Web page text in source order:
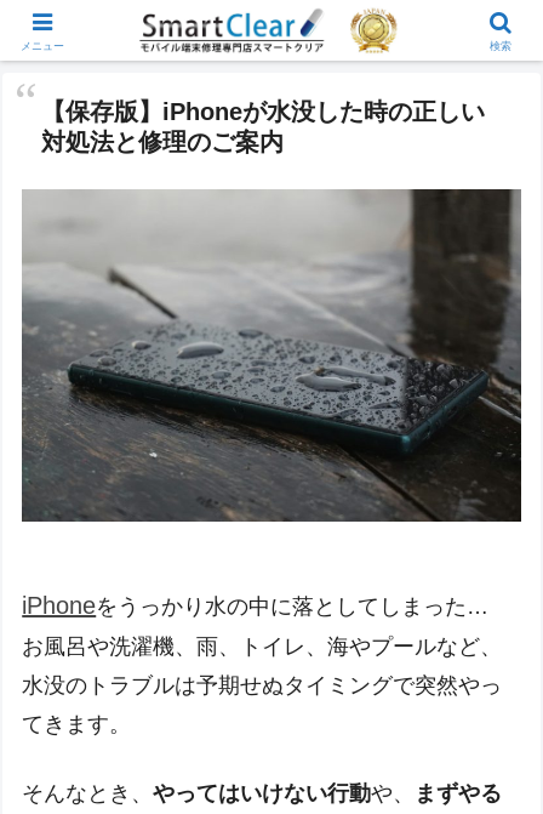
【保存版】iPhoneが水没した時の正しい
対処法と修理のご案内
iPhoneをうっかり水の中に落としてしまった…
お風呂や洗濯機、雨、トイレ、海やプールなど、
水没のトラブルは予期せぬタイミングで突然やっ
てきます。
そんなとき、やってはいけない行動や、
まずやる
メニュー 検索